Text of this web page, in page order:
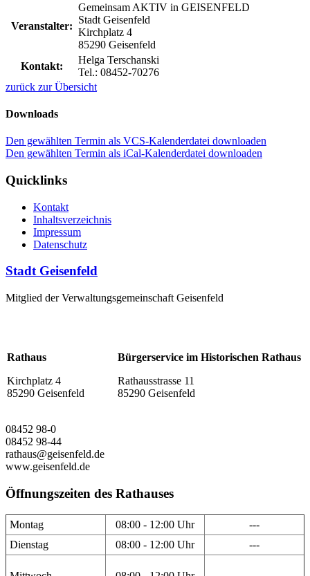
Veranstalter:
Gemeinsam AKTIV in GEISENFELD
Stadt Geisenfeld
Kirchplatz 4
85290 Geisenfeld
Kontakt:
Helga Terschanski
Tel.: 08452-70276
zurück zur Übersicht
Downloads
Den gewählten Termin als VCS-Kalenderdatei downloaden
Den gewählten Termin als iCal-Kalenderdatei downloaden
Quicklinks
Kontakt
Inhaltsverzeichnis
Impressum
Datenschutz
Stadt Geisenfeld
Mitglied der Verwaltungsgemeinschaft Geisenfeld
Rathaus
Kirchplatz 4
85290 Geisenfeld
Bürgerservice im Historischen Rathaus
Rathausstrasse 11
85290 Geisenfeld
08452 98-0
08452 98-44
rathaus@geisenfeld.de
www.geisenfeld.de
Öffnungszeiten des Rathauses
Montag 08:00 - 12:00 Uhr
---
Dienstag
08:00 - 12:00 Uhr ---